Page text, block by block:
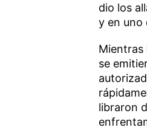
dio los
y en uno
Mientras
se
libraron